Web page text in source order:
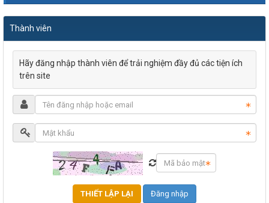
Thành viên
Hãy đăng nhập thành viên để trải nghiệm đầy đủ các tiện ích
trên site
Đăng nhập